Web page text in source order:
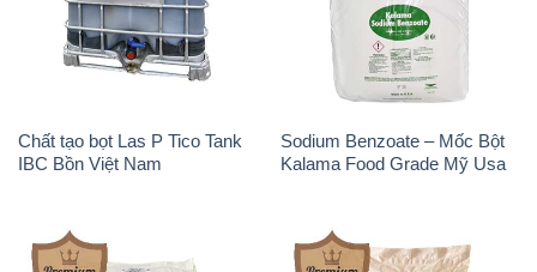
Chất tạo bọt Las P Tico Tank
IBC Bồn Việt Nam
Sodium Benzoate – Mốc Bột
Kalama Food Grade Mỹ Usa